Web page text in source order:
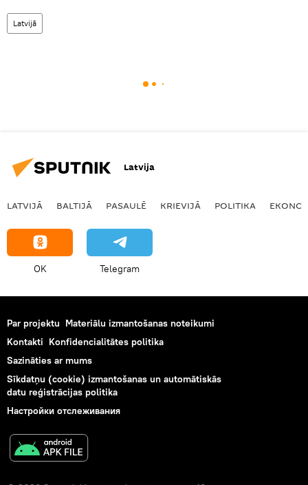
Latvijā
Latvija
LATVIJĀ BALTIJĀ PASAULĒ KRIEVIJĀ POLITIKA
OK Telegram
Par projektu Materiālu izmantošanas noteikumi
Kontakti Konfidencialitātes politika
Sazināties ar mums
Sīkdatņu (cookie) izmantošanas un automātiskās
datu reģistrācijas politika
Настройки отслеживания